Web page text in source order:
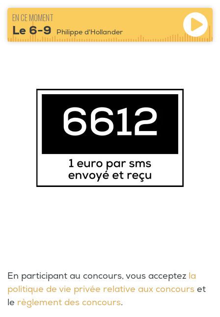
EN CE MOMENT
Le 6-9 Philippe d'Hollander
En participant au concours, vous acceptez la
politique de vie privée relative aux concours et
le règlement des concours.